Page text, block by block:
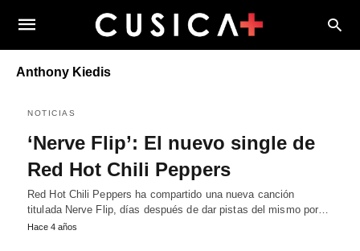
Anthony Kiedis
NOTICIAS
‘Nerve Flip’: El nuevo single de
Red Hot Chili Peppers
Red Hot Chili Peppers ha compartido una nueva canción
titulada Nerve Flip, días después de dar pistas del mismo por…
Hace 4 años